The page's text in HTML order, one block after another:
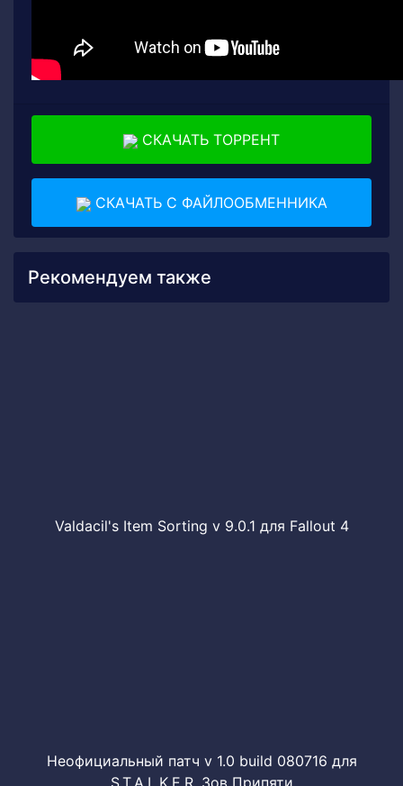
СКАЧАТЬ ТОРРЕНТ
СКАЧАТЬ С ФАЙЛООБМЕННИКА
Рекомендуем также
Valdacil's Item Sorting v 9.0.1 для Fallout 4
Неофициальный патч v 1.0 build 080716 для
S.T.A.L.K.E.R. Зов Припяти